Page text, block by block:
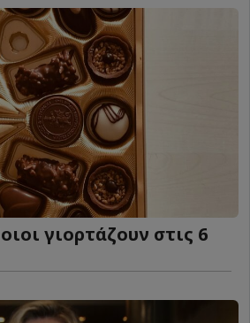
γιορτάζουν στις 6